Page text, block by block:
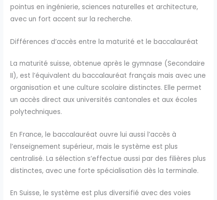
pointus en ingénierie, sciences naturelles et architecture,
avec un fort accent sur la recherche.
Différences d’accès entre la maturité et le baccalauréat
La maturité suisse, obtenue après le gymnase (Secondaire
II), est l’équivalent du baccalauréat français mais avec une
organisation et une culture scolaire distinctes. Elle permet
un accès direct aux universités cantonales et aux écoles
polytechniques.
En France, le baccalauréat ouvre lui aussi l’accès à
l’enseignement supérieur, mais le système est plus
centralisé. La sélection s’effectue aussi par des filières plus
distinctes, avec une forte spécialisation dès la terminale.
En Suisse, le système est plus diversifié avec des voies